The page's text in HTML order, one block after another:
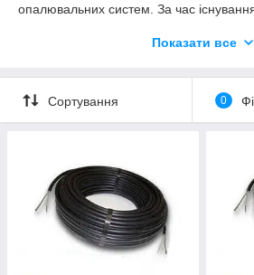
опалювальних систем. За час
електронагрівальних систем, свою
Показати все
Сортування 0